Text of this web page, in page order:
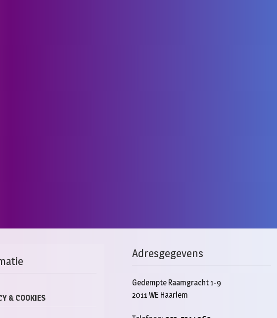
& COOKIES
Adresgegevens
Gedempte Raamgracht 1-9
2011 WE Haarlem